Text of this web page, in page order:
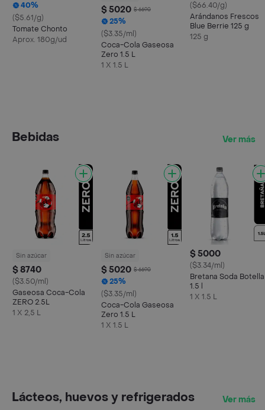
40%
($5.61/g)
Tomate Chonto
Aprox. 180g/ud
$ 5020 $ 6690
25%
($3.35/ml)
Coca-Cola Gaseosa
Zero 1.5 L
1 X 1.5 L
($66.40/g)
Arándanos Frescos
Blue Berrie 125 g
125 g
Bebidas Ver más
Sin azúcar
$ 8740
($3.50/ml)
Gaseosa Coca-Cola
ZERO 2.5L
1 X 2,5 L
Sin azúcar
$ 5020 $ 6690
25%
($3.35/ml)
Coca-Cola Gaseosa
Zero 1.5 L
1 X 1.5 L
$ 5000
($3.34/ml)
Bretana Soda Botella
1.5 l
1 X 1.5 L
Lácteos, huevos y refrigerados Ver más